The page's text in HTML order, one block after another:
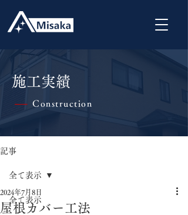
施工実績
| Construction
記事
全て表示
全て表示
屋根カバー工法
2024年7月8日